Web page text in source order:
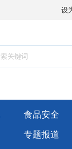
设
食品安全
专题报道